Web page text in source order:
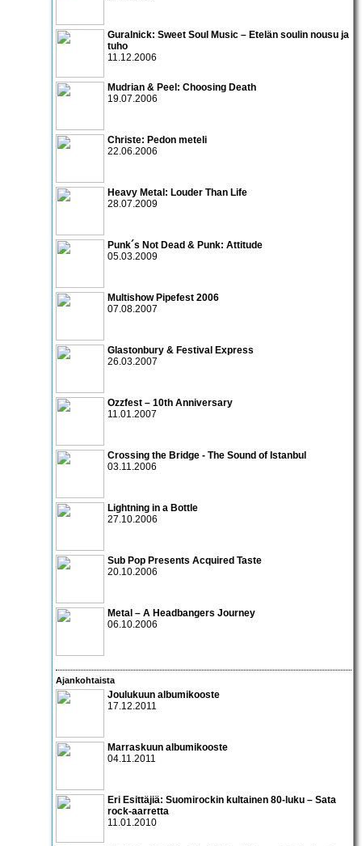
Guralnick: Sweet Soul Music – Etelän soulin nousu ja
tuho
11.12.2006
Mudrian & Peel: Choosing Death
19.07.2006
Christe: Pedon meteli
22.06.2006
Heavy Metal: Louder Than Life
28.07.2009
Punk´s Not Dead & Punk: Attitude
05.03.2009
Multishow Pipefest 2006
07.08.2007
Glastonbury & Festival Express
26.03.2007
Ozzfest – 10th Anniversary
11.01.2007
Crossing the Bridge - The Sound of Istanbul
03.11.2006
Lightning in a Bottle
27.10.2006
Sub Pop Presents Acquired Taste
20.10.2006
Metal – A Headbangers Journey
06.10.2006
Ajankohtaista
Joulukuun albumikooste
17.12.2011
Marraskuun albumikooste
04.11.2011
Eri Esittäjiä: Suomirockin kultainen 80-luku – Sata
rock-aarretta
11.01.2010